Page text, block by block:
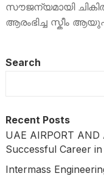
സൗജന്യമായി
ആരംഭിച്ച സ്കീം
Search
Recent Posts
UAE AIRPORT
Successful Career
Intermass